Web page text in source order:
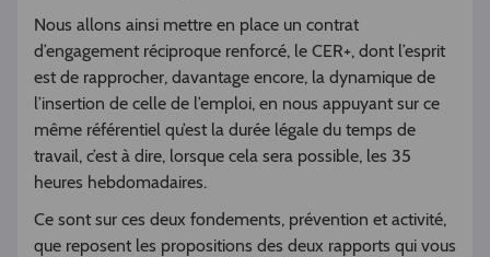
Nous allons ainsi mettre en place un contrat
d’engagement réciproque renforcé, le CER+, dont l’esprit
est de rapprocher, davantage encore, la dynamique de
l’insertion de celle de l’emploi, en nous appuyant sur ce
même référentiel qu’est la durée légale du temps de
travail, c’est à dire, lorsque cela sera possible, les 35
heures hebdomadaires.
Ce sont sur ces deux fondements, prévention et activité,
que reposent les propositions des deux rapports qui vous